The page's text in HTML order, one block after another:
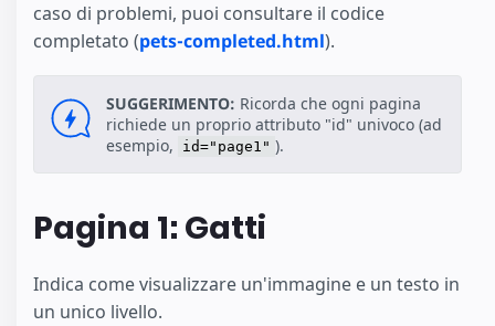
caso di problemi, puoi consultare il codice
completato (pets-completed.html).
SUGGERIMENTO: Ricorda che ogni pagina
richiede un proprio attributo "id" univoco (ad
esempio,
id="page1" ).
Pagina 1: Gatti
Indica come visualizzare un'immagine e un testo in
un unico livello.